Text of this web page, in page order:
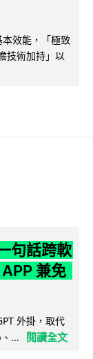
效能，「極致
技術加持」以
句話跨軟
兼免
外掛，取代
...
閱讀全文